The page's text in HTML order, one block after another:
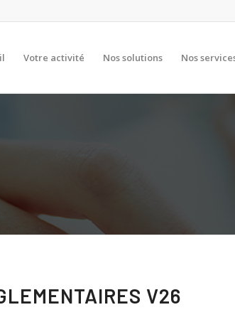
Votre activité Nos solutions Nos
V26